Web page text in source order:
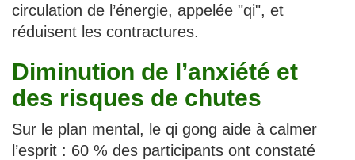
circulation de l’énergie, appelée "qi", et
réduisent les contractures.
Diminution de l’anxiété et
des risques de chutes
Sur le plan mental, le qi gong aide à calmer
l’esprit : 60 % des participants ont constaté